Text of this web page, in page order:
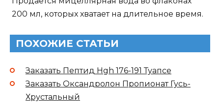
200 мл, которых хватает на длительное время.
ПОХОЖИЕ СТАТЬИ
Заказать Пептид Hgh 176-191 Туапсе
Заказать Оксандролон Пропионат Гусь-
Хрустальный